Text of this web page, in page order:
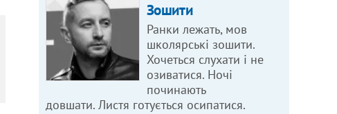
Зошити
Ранки лежать, мов
школярські зошити.
Хочеться слухати і не
озиватися. Ночі
починають
довшати. Листя готується осипатися.